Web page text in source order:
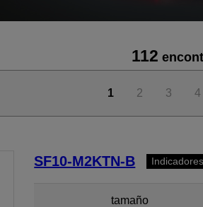
112
1 2 3 4
SF10-M2KTN-B
tamaño